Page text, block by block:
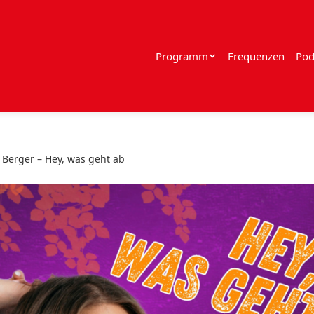
Programm Frequenzen
– Hey, was geht ab